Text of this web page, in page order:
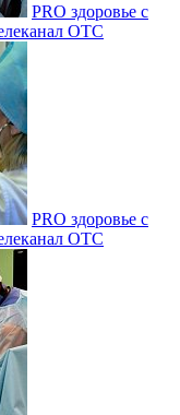
PRO здоровье с
ОТС
PRO здоровье с
ОТС